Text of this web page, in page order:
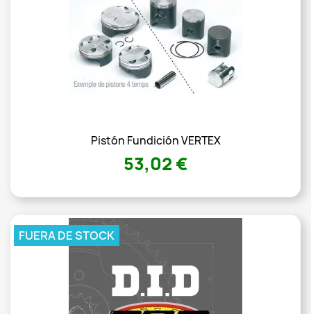
Pistón Fundición VERTEX
53,02 €
FUERA DE STOCK